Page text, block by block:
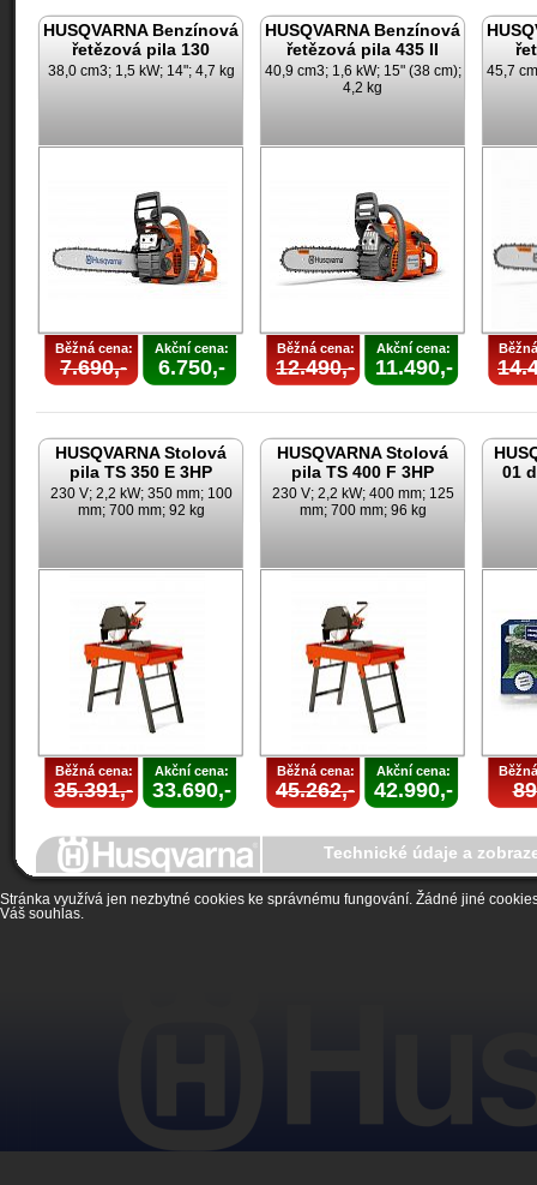
HUSQVARNA Benzínová
řetězová pila 130
38,0 cm3; 1,5 kW; 14"; 4,7 kg
Běžná cena:
7.690,-
Akční cena:
6.750,-
HUSQVARNA Benzínová
řetězová pila 435 II
40,9 cm3; 1,6 kW; 15" (38 cm);
4,2 kg
Běžná cena:
12.490,-
Akční cena:
11.490,-
45,7
HUSQVARNA Stolová
pila TS 350 E 3HP
230 V; 2,2 kW; 350 mm; 100
mm; 700 mm; 92 kg
Běžná cena:
35.391,-
Akční cena:
33.690,-
HUSQVARNA Stolová
pila TS 400 F 3HP
230 V; 2,2 kW; 400 mm; 125
mm; 700 mm; 96 kg
Běžná cena:
45.262,-
Akční cena:
42.990,-
01
Technické údaje a
Stránka využívá jen nezbytné cookies ke správnému fungování. Žádné jiné
Váš souhlas.